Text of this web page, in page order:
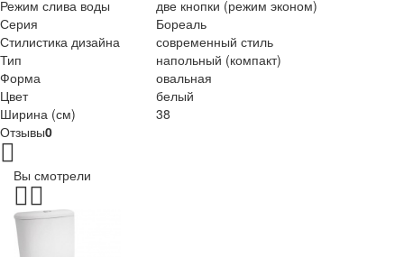
Режим слива воды
две кнопки (режим эконом)
Серия
Бореаль
Стилистика дизайна
современный стиль
Тип
напольный (компакт)
Форма
овальная
Цвет
белый
Ширина (см)
38
Отзывы0
Вы смотрели